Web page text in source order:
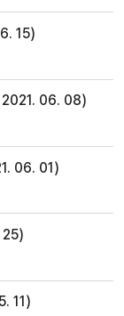
15)
2021. 06. 08)
06. 01)
25)
11)